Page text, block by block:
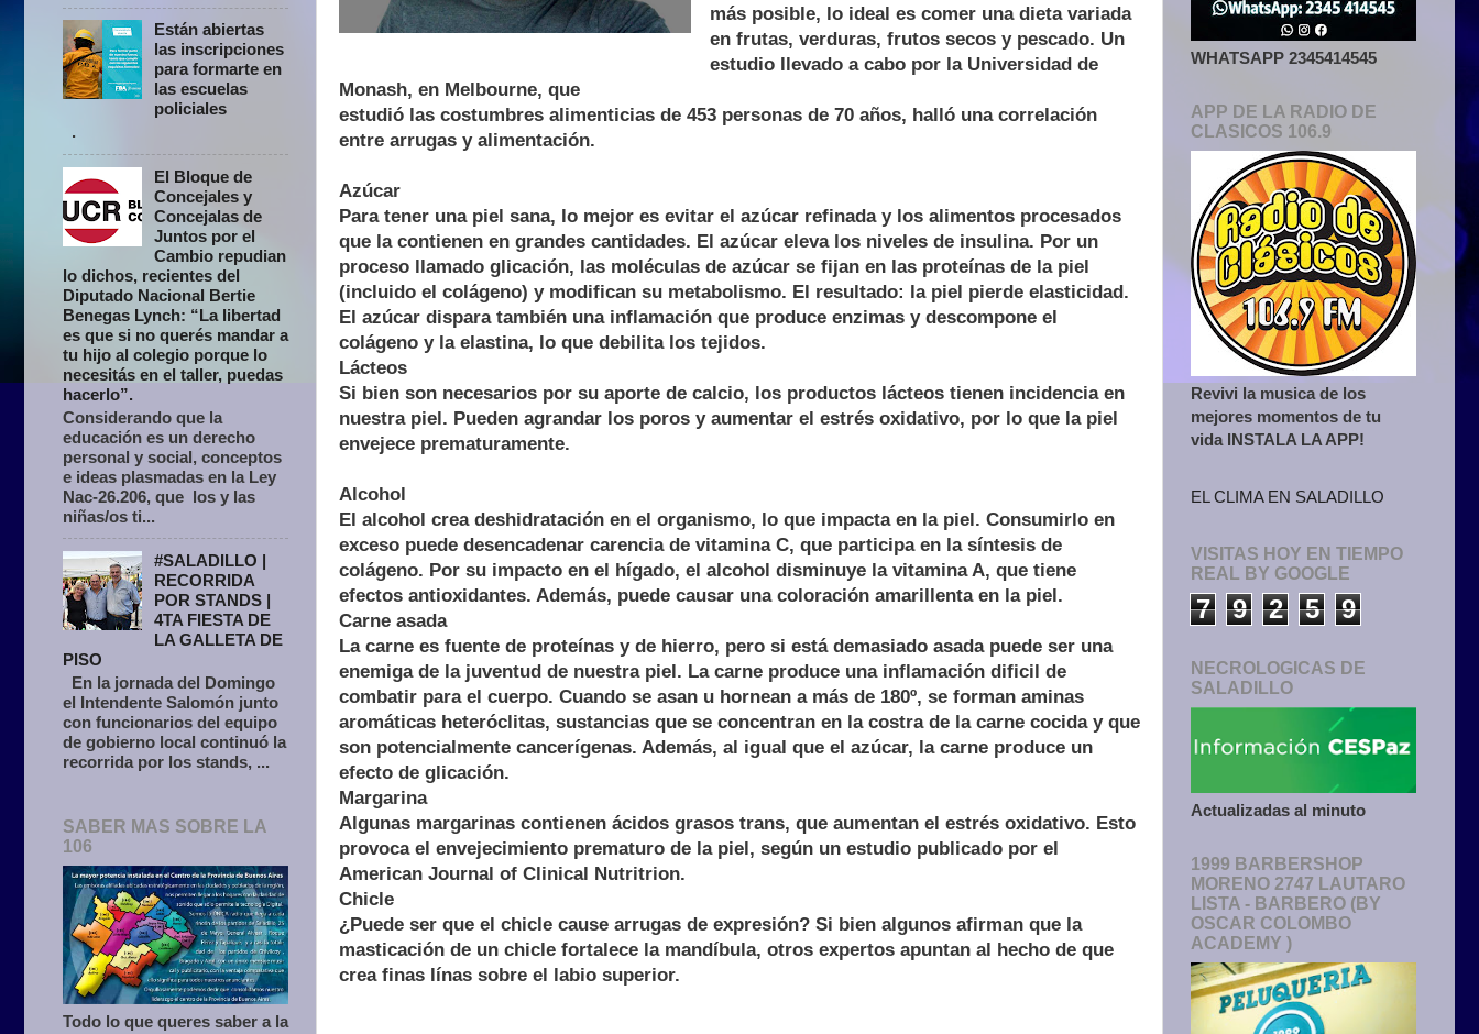
más posible, lo ideal es comer una dieta variada
en frutas, verduras, frutos secos y pescado. Un
estudio llevado a cabo por la Universidad de
Monash, en Melbourne, que
estudió las costumbres alimenticias de 453 personas de 70 años, halló una correlación
entre arrugas y alimentación.
Azúcar
Para tener una piel sana, lo mejor es evitar el azúcar refinada y los alimentos procesados
que la contienen en grandes cantidades. El azúcar eleva los niveles de insulina. Por un
proceso llamado glicación, las moléculas de azúcar se fijan en las proteínas de la piel
(incluido el colágeno) y modifican su metabolismo. El resultado: la piel pierde elasticidad.
El azúcar dispara también una inflamación que produce enzimas y descompone el
colágeno y la elastina, lo que debilita los tejidos.
Lácteos
Si bien son necesarios por su aporte de calcio, los productos lácteos tienen incidencia en
nuestra piel. Pueden agrandar los poros y aumentar el estrés oxidativo, por lo que la piel
envejece prematuramente.
Alcohol
El alcohol crea deshidratación en el organismo, lo que impacta en la piel. Consumirlo en
exceso puede desencadenar carencia de vitamina C, que participa en la síntesis de
colágeno. Por su impacto en el hígado, el alcohol disminuye la vitamina A, que tiene
efectos antioxidantes. Además, puede causar una coloración amarillenta en la piel.
Carne asada
La carne es fuente de proteínas y de hierro, pero si está demasiado asada puede ser una
enemiga de la juventud de nuestra piel. La carne produce una inflamación dificil de
combatir para el cuerpo. Cuando se asan u hornean a más de 180º, se forman aminas
aromáticas heteróclitas, sustancias que se concentran en la costra de la carne cocida y que
son potencialmente cancerígenas. Además, al igual que el azúcar, la carne produce un
efecto de glicación.
Margarina
Algunas margarinas contienen ácidos grasos trans, que aumentan el estrés oxidativo. Esto
provoca el envejecimiento prematuro de la piel, según un estudio publicado por el
American Journal of Clinical Nutritrion.
Chicle
¿Puede ser que el chicle cause arrugas de expresión? Si bien algunos afirman que la
masticación de un chicle fortalece la mandíbula, otros expertos apuntan al hecho de que
crea finas línas sobre el labio superior.
Están abiertas
las inscripciones
para formarte en
las escuelas
policiales
.
El Bloque de
Concejales y
Concejalas de
Juntos por el
Cambio repudian
lo dichos, recientes del
Diputado Nacional Bertie
Benegas Lynch: “La libertad
es que si no querés mandar a
tu hijo al colegio porque lo
necesitás en el taller, puedas
hacerlo”.
Considerando que la
educación es un derecho
personal y social, conceptos
e ideas plasmadas en la Ley
Nac-26.206, que los y las
niñas/os ti...
#SALADILLO |
RECORRIDA
POR STANDS |
4TA FIESTA DE
LA GALLETA DE
PISO
En la jornada del Domingo
el Intendente Salomón junto
con funcionarios del equipo
de gobierno local continuó la
recorrida por los stands, ...
SABER MAS SOBRE LA
106
Todo lo que queres saber a la
WHATSAPP 2345414545
APP DE LA RADIO DE
CLASICOS 106.9
Revivi la musica de los
mejores momentos de tu
vida INSTALA LA APP!
EL CLIMA EN SALADILLO
VISITAS HOY EN TIEMPO
REAL BY GOOGLE
7 9 2 5 9
NECROLOGICAS DE
SALADILLO
Actualizadas al minuto
1999 BARBERSHOP
MORENO 2747 LAUTARO
LISTA - BARBERO (BY
OSCAR COLOMBO
ACADEMY )